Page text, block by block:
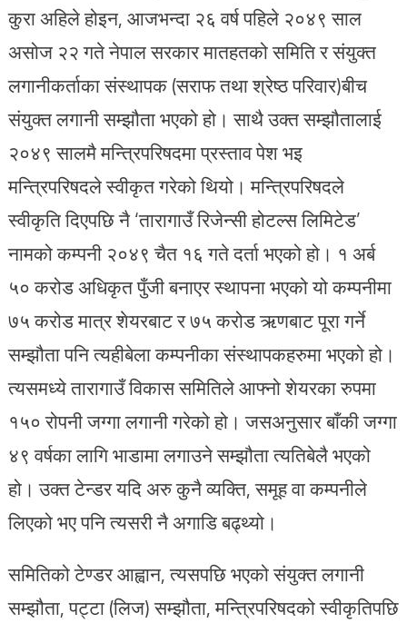
कुरा अहिले होइन, आजभन्दा २६ वर्ष पहिले २०४९ साल
असोज २२ गते नेपाल सरकार मातहतको समिति र संयुक्त
लगानीकर्ताका संस्थापक (सराफ तथा श्रेष्ठ परिवार)बीच
संयुक्त लगानी सम्झौता भएको हो। साथै उक्त सम्झौतालाई
२०४९ सालमै मन्त्रिपरिषदमा प्रस्ताव पेश भइ
मन्त्रिपरिषदले स्वीकृत गरेको थियो। मन्त्रिपरिषदले
स्वीकृति दिएपछि नै ‘तारागाउँ रिजेन्सी होटल्स लिमिटेड’
नामको कम्पनी २०४९ चैत १६ गते दर्ता भएको हो। १ अर्ब
५० करोड अधिकृत पुँजी बनाएर स्थापना भएको यो कम्पनीमा
७५ करोड मात्र शेयरबाट र ७५ करोड ऋणबाट पूरा गर्ने
सम्झौता पनि त्यहीबेला कम्पनीका संस्थापकहरुमा भएको हो।
त्यसमध्ये तारागाउँ विकास समितिले आफ्नो शेयरका रुपमा
१५० रोपनी जग्गा लगानी गरेको हो। जसअनुसार बाँकी जग्गा
४९ वर्षका लागि भाडामा लगाउने सम्झौता त्यतिबेलै भएको
हो। उक्त टेन्डर यदि अरु कुनै व्यक्ति, समूह वा कम्पनीले
लिएको भए पनि त्यसरी नै अगाडि बढ्थ्यो।
समितिको टेण्डर आह्वान, त्यसपछि भएको संयुक्त लगानी
सम्झौता, पट्टा (लिज) सम्झौता, मन्त्रिपरिषदको स्वीकृतिपछि